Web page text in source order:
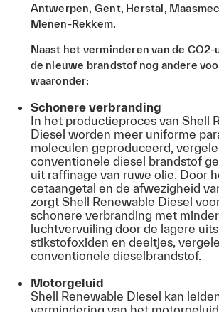
Antwerpen, Gent, Herstal,
Menen-Rekkem.
Naast het verminderen van de
de nieuwe brandstof nog andere
waaronder:
Schonere verbranding
In het productieproces van Shell
Diesel worden meer uniforme
moleculen geproduceerd,
conventionele diesel brandstof
uit raffinage van ruwe olie. Door
cetaangetal en de afwezigheid
zorgt Shell Renewable Diesel
schonere verbranding met minder
luchtvervuiling door de lagere
stikstofoxiden en deeltjes,
conventionele dieselbrandstof.
Motorgeluid
Shell Renewable Diesel kan